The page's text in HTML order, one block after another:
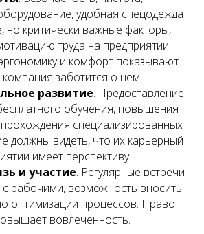
удобная спецодежда
критически важные факторы,
труда на предприятии.
и комфорт показывают
компания заботится о нем.
развитие. Предоставление
обучения, повышения
специализированных
должны видеть, что их карьерный
имеет перспективу.
и участие. Регулярные встречи
с рабочими, возможность вносить
оптимизации процессов. Право
вовлеченность.